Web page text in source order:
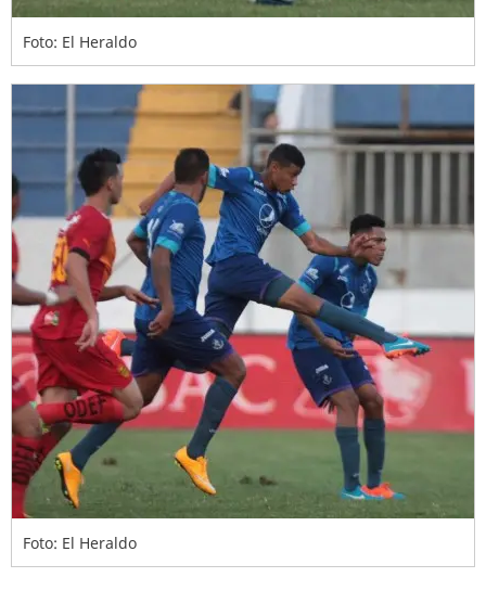
Foto: El Heraldo
Foto: El Heraldo